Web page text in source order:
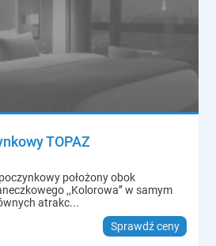
TOPAZ
położony obok
,,Kolorowa’’ w samym
atrakc...
Sprawdź ceny